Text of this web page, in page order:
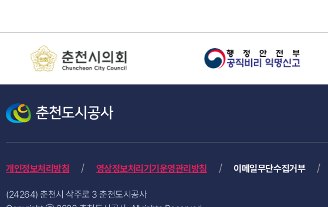
개인정보처리방침 영상정보처리기기운영관리방침 이메일무단수집거부
(24264) 춘천시 삭주로 3 춘천도시공사